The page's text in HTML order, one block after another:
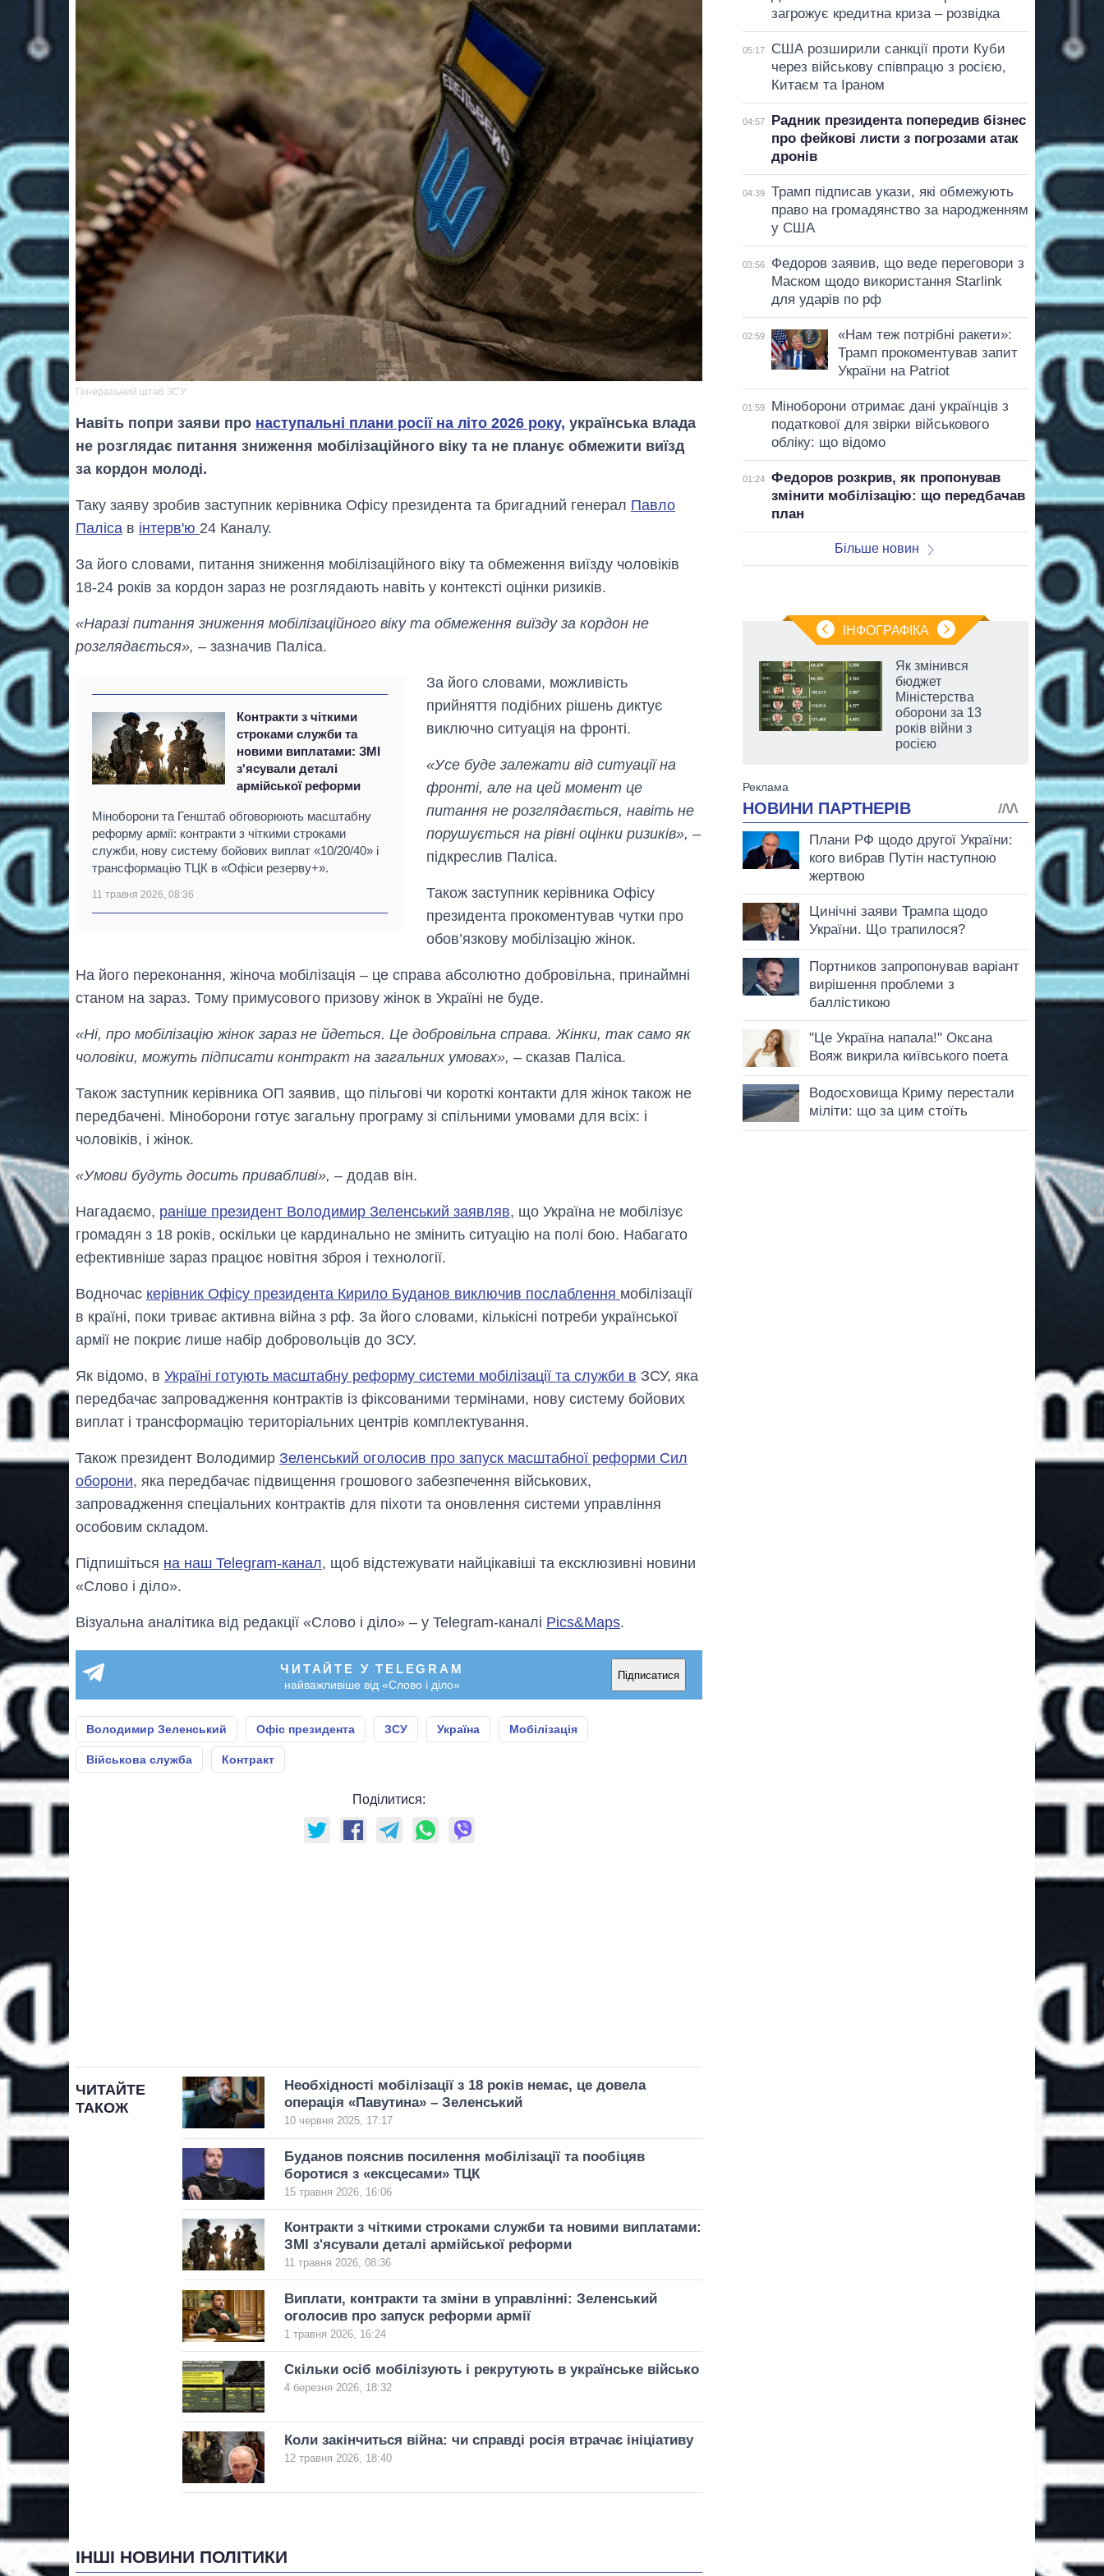
Генеральний штаб ЗСУ
Навіть попри заяви про наступальні плани росії на літо 2026 року, українська влада
не розглядає питання зниження мобілізаційного віку та не планує обмежити виїзд
за кордон молоді.
Таку заяву зробив заступник керівника Офісу президента та бригадний генерал Павло
Паліса в інтерв'ю 24 Каналу.
За його словами, питання зниження мобілізаційного віку та обмеження виїзду чоловіків
18-24 років за кордон зараз не розглядають навіть у контексті оцінки ризиків.
«Наразі питання зниження мобілізаційного віку та обмеження виїзду за кордон не
розглядається», – зазначив Паліса.
Контракти з чіткими
строками служби та
новими виплатами: ЗМІ
з'ясували деталі
армійської реформи
Міноборони та Генштаб обговорюють масштабну
реформу армії: контракти з чіткими строками
служби, нову систему бойових виплат «10/20/40» і
трансформацію ТЦК в «Офіси резерву+».
11 травня 2026, 08:36
За його словами, можливість
прийняття подібних рішень диктує
виключно ситуація на фронті.
«Усе буде залежати від ситуації на
фронті, але на цей момент це
питання не розглядається, навіть не
порушується на рівні оцінки ризиків», –
підкреслив Паліса.
Також заступник керівника Офісу
президента прокоментував чутки про
обов’язкову мобілізацію жінок.
На його переконання, жіноча мобілізація – це справа абсолютно добровільна, принаймні
станом на зараз. Тому примусового призову жінок в Україні не буде.
«Ні, про мобілізацію жінок зараз не йдеться. Це добровільна справа. Жінки, так само як
чоловіки, можуть підписати контракт на загальних умовах», – сказав Паліса.
Також заступник керівника ОП заявив, що пільгові чи короткі контакти для жінок також не
передбачені. Міноборони готує загальну програму зі спільними умовами для всіх: і
чоловіків, і жінок.
«Умови будуть досить привабливі», – додав він.
Нагадаємо, раніше президент Володимир Зеленський заявляв, що Україна не мобілізує
громадян з 18 років, оскільки це кардинально не змінить ситуацію на полі бою. Набагато
ефективніше зараз працює новітня зброя і технології.
Водночас керівник Офісу президента Кирило Буданов виключив послаблення мобілізації
в країні, поки триває активна війна з рф. За його словами, кількісні потреби української
армії не покриє лише набір добровольців до ЗСУ.
Як відомо, в Україні готують масштабну реформу системи мобілізації та служби в ЗСУ, яка
передбачає запровадження контрактів із фіксованими термінами, нову систему бойових
виплат і трансформацію територіальних центрів комплектування.
Також президент Володимир Зеленський оголосив про запуск масштабної реформи Сил
оборони, яка передбачає підвищення грошового забезпечення військових,
запровадження спеціальних контрактів для піхоти та оновлення системи управління
особовим складом.
Підпишіться на наш Telegram-канал, щоб відстежувати найцікавіші та ексклюзивні новини
«Слово і діло».
Візуальна аналітика від редакції «Слово і діло» – у Telegram-каналі Pics&Maps.
ЧИТАЙТЕ У TELEGRAM
найважливіше від «Слово і діло»
Підписатися
Володимир Зеленський Офіс президента ЗСУ Україна Мобілізація
Військова служба Контракт
Поділитися:
ЧИТАЙТЕ
ТАКОЖ
Необхідності мобілізації з 18 років немає, це довела
операція «Павутина» – Зеленський
10 червня 2025, 17:17
Буданов пояснив посилення мобілізації та пообіцяв
боротися з «ексцесами» ТЦК
15 травня 2026, 16:06
Контракти з чіткими строками служби та новими виплатами:
ЗМІ з'ясували деталі армійської реформи
11 травня 2026, 08:36
Виплати, контракти та зміни в управлінні: Зеленський
оголосив про запуск реформи армії
1 травня 2026, 16:24
Скільки осіб мобілізують і рекрутують в українське військо
4 березня 2026, 18:32
Коли закінчиться війна: чи справді росія втрачає ініціативу
12 травня 2026, 18:40
ІНШІ НОВИНИ ПОЛІТИКИ
загрожує кредитна криза – розвідка
05:17
США розширили санкції проти Куби
через військову співпрацю з росією,
Китаєм та Іраном
04:57
Радник президента попередив бізнес
про фейкові листи з погрозами атак
дронів
04:39
Трамп підписав укази, які обмежують
право на громадянство за народженням
у США
03:56
Федоров заявив, що веде переговори з
Маском щодо використання Starlink
для ударів по рф
02:59
«Нам теж потрібні ракети»:
Трамп прокоментував запит
України на Patriot
01:59
Міноборони отримає дані українців з
податкової для звірки військового
обліку: що відомо
01:24
Федоров розкрив, як пропонував
змінити мобілізацію: що передбачав
план
Більше новин
ІНФОГРАФІКА
на холодну воду у
початок серпня
Як змінився
бюджет
Міністерства
оборони за 13
років війни з
росією